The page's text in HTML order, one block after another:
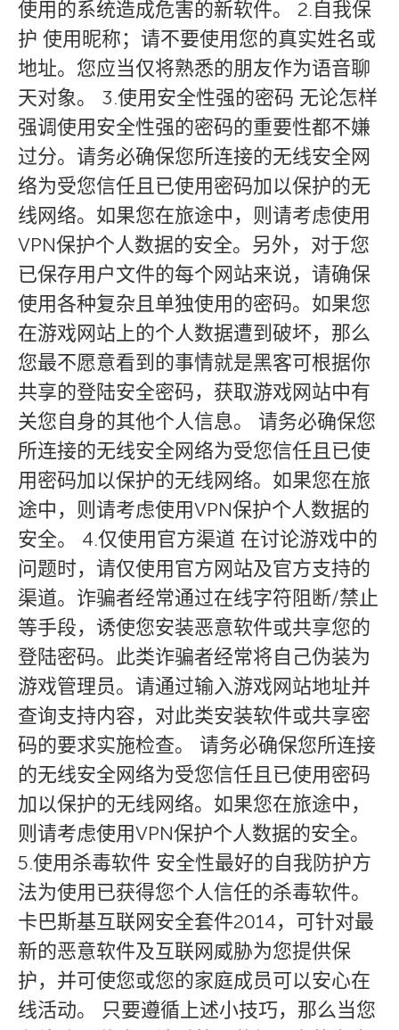
使用的系统造成危害的新软件。 2.自我保
护 使用昵称；请不要使用您的真实姓名或
地址。您应当仅将熟悉的朋友作为语音聊
天对象。 3.使用安全性强的密码 无论怎样
强调使用安全性强的密码的重要性都不嫌
过分。请务必确保您所连接的无线安全网
络为受您信任且已使用密码加以保护的无
线网络。如果您在旅途中，则请考虑使用
VPN保护个人数据的安全。另外，对于您
已保存用户文件的每个网站来说，请确保
使用各种复杂且单独使用的密码。如果您
在游戏网站上的个人数据遭到破坏，那么
您最不愿意看到的事情就是黑客可根据你
共享的登陆安全密码，获取游戏网站中有
关您自身的其他个人信息。 请务必确保您
所连接的无线安全网络为受您信任且已使
用密码加以保护的无线网络。如果您在旅
途中，则请考虑使用VPN保护个人数据的
安全。 4.仅使用官方渠道 在讨论游戏中的
问题时，请仅使用官方网站及官方支持的
渠道。诈骗者经常通过在线字符阻断/禁止
等手段，诱使您安装恶意软件或共享您的
登陆密码。此类诈骗者经常将自己伪装为
游戏管理员。请通过输入游戏网站地址并
查询支持内容，对此类安装软件或共享密
码的要求实施检查。 请务必确保您所连接
的无线安全网络为受您信任且已使用密码
加以保护的无线网络。如果您在旅途中，
则请考虑使用VPN保护个人数据的安全。
5.使用杀毒软件 安全性最好的自我防护方
法为使用已获得您个人信任的杀毒软件。
卡巴斯基互联网安全套件2014，可针对最
新的恶意软件及互联网威胁为您提供保
护，并可使您或您的家庭成员可以安心在
线活动。 只要遵循上述小技巧，那么当您